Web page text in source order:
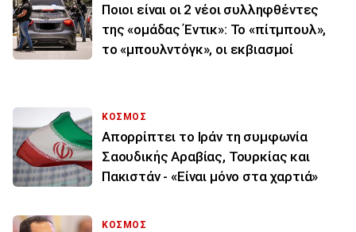
Ποιοι είναι οι 2 νέοι συλληφθέντες
της «ομάδας Έντικ»: Το «πίτμπουλ»,
το «μπουλντόγκ», οι εκβιασμοί
ΚΟΣΜΟΣ
Απορρίπτει το Ιράν τη συμφωνία
Σαουδικής Αραβίας, Τουρκίας και
Πακιστάν - «Είναι μόνο στα χαρτιά»
ΚΟΣΜΟΣ